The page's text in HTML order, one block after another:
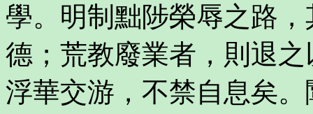
學。明制黜陟榮辱之路
德；荒教廢業者，則退
浮華交游，不禁自息矣